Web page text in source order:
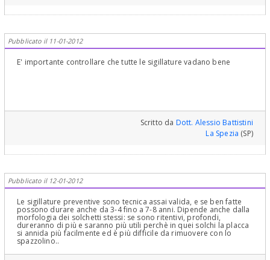
Pubblicato il 11-01-2012
E' importante controllare che tutte le sigillature vadano bene
Scritto da Dott. Alessio Battistini
La Spezia (SP)
Pubblicato il 12-01-2012
Le sigillature preventive sono tecnica assai valida, e se ben fatte
possono durare anche da 3-4 fino a 7-8 anni. Dipende anche dalla
morfologia dei solchetti stessi: se sono ritentivi, profondi,
dureranno di più e saranno più utili perchè in quei solchi la placca
si annida più facilmente ed è più difficile da rimuovere con lo
spazzolino..